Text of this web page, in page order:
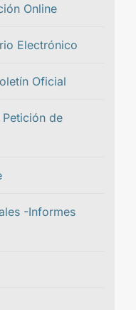
Online
Electrónico
Oficial
Petición de
-Informes